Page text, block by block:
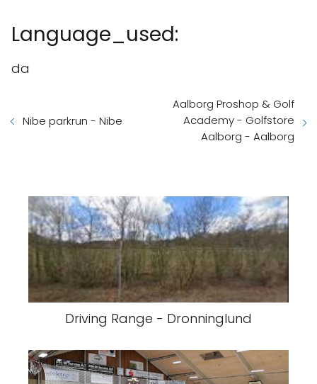
Language_used:
da
Nibe parkrun - Nibe
Aalborg Proshop & Golf
Academy - Golfstore
Aalborg - Aalborg
Driving Range - Dronninglund